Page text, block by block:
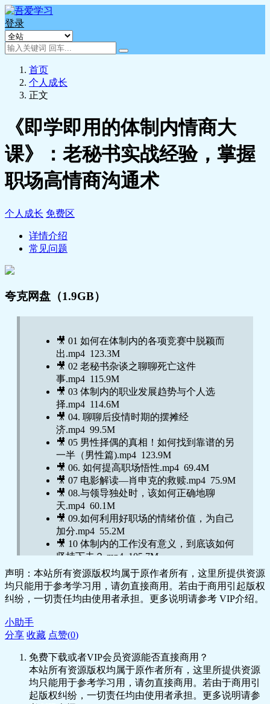
登录
首页
个人成长
正文
《即学即用的体制内情商大
课》：老秘书实战经验，掌握
职场高情商沟通术
个人成长 免费区
详情介绍
常见问题
夸克网盘（1.9GB）
🎥 01 如何在体制内的各项竞赛中脱颖而
出.mp4 123.3M
🎥 02 老秘书杂谈之聊聊死亡这件
事.mp4 115.9M
🎥 03 体制内的职业发展趋势与个人选
择.mp4 114.6M
🎥 04. 聊聊后疫情时期的摆摊经
济.mp4 99.5M
🎥 05 男性择偶的真相！如何找到靠谱的另
一半（男性篇).mp4 123.9M
🎥 06. 如何提高职场悟性.mp4 69.4M
🎥 07 电影解读—肖申克的救赎.mp4 75.9M
🎥 08.与领导独处时，该如何正确地聊
天.mp4 60.1M
🎥 09.如何利用好职场的情绪价值，为自己
加分.mp4 55.2M
🎥 10 体制内的工作没有意义，到底该如何
坚持下去？.mp4 105.7M
🎥 11.饭局酒桌话术课——让你的表达游刃
有余的秘密.mp4 68.7M
🎥 12.体制内女性如何与男性领导相处，避
免被侵扰.mp4 73.9M
🎥 14 老秘书聊情商之——如何提高幸福感
🎥 15 如何成为领导的身边人、自己
人.mp4 152.8M
🎥 16. 如何准备一场成功的私人饭
局.mp4 73.5M
声明：本站所有资源版权均属于原作者所有，这里所提供资源
均只能用于参考学习用，请勿直接商用。若由于商用引起版权
纠纷，一切责任均由使用者承担。更多说明请参考 VIP介绍。
小助手
分享 收藏 点赞(0)
免费下载或者VIP会员资源能否直接商用？
本站所有资源版权均属于原作者所有，这里所提供资源
均只能用于参考学习用，请勿直接商用。若由于商用引
起版权纠纷，一切责任均由使用者承担。更多说明请参